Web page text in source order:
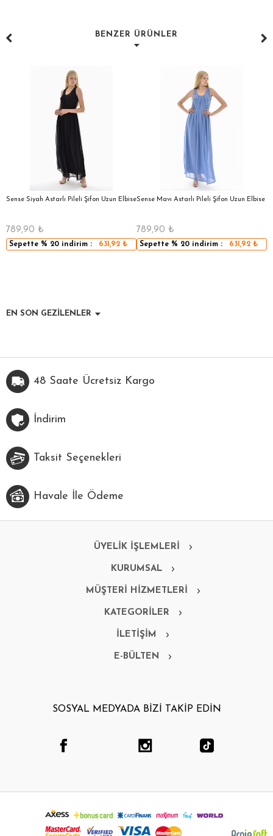
BENZER ÜRÜNLER
Sense Siyah Astarlı Pileli Şifon Uzun Elbise
789,90 ₺
Sepette % 20 indirim : 631,92₺
Sense Mavı Astarlı Pileli Şifon Uzun Elbise
789,90 ₺
Sepette % 20 indirim : 631,92₺
EN SON GEZİLENLER
48 Saate Ücretsiz Kargo
İndirim
Taksit Seçenekleri
Havale İle Ödeme
ÜYELİK İŞLEMLERİ
KURUMSAL
MÜŞTERİ HİZMETLERİ
KATEGORİLER
İLETİŞİM
E-BÜLTEN
SOSYAL MEDYADA BİZİ TAKİP EDİN